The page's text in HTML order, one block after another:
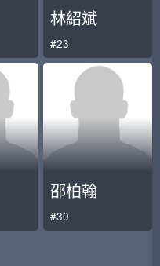
林紹斌
#23
邵柏翰
#30